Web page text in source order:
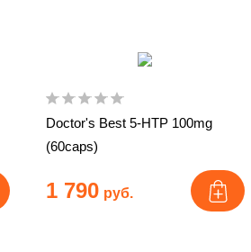
Doctor's Best 5-HTP 100mg
(60caps)
1 790 руб.